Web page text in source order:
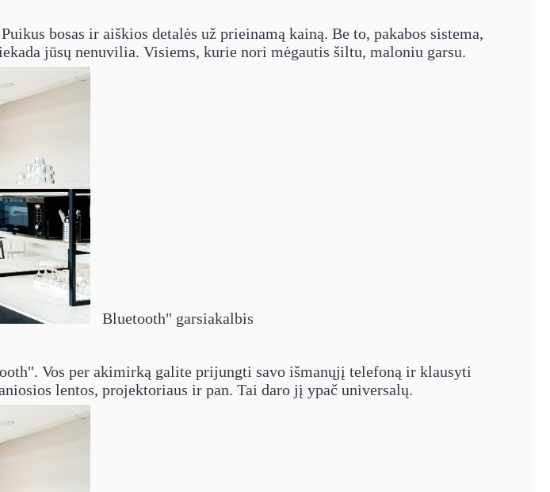
bosas ir aiškios detalės už prieinamą kainą. Be to, pakabos sistema,
jūsų nenuvilia. Visiems, kurie nori mėgautis šiltu, maloniu garsu.
Bluetooth" garsiakalbis
Vos per akimirką galite prijungti savo išmanųjį telefoną ir klausyti
lentos, projektoriaus ir pan. Tai daro jį ypač universalų.